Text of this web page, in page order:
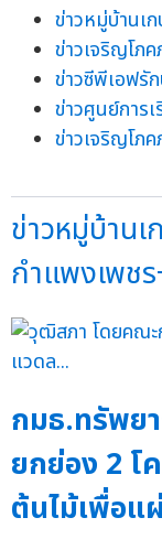
ข่าวหมู่บ้านเ
ข่าวเจริญโภ
ข่าวซีพีเอฟรั
ข่าวศูนย์การ
ข่าวเจริญโภ
ข่าวหมู่บ้าน
กำแพงเพช
กมธ.ทรัพย
ยกย่อง 2 โ
ต้นไม้เพื่อ